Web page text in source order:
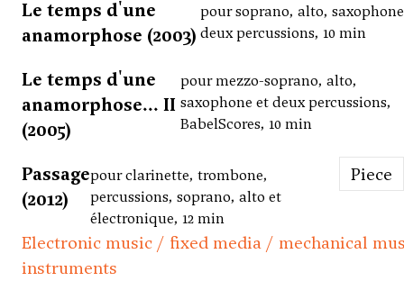
Le temps d'une
anamorphose (2003)
pour soprano, alto,
deux percussions, 10 min
Le temps d'une
anamorphose... II
(2005)
pour mezzo-soprano, alto,
saxophone et deux percussions,
BabelScores, 10 min
Passage
(2012)
pour clarinette, trombone,
percussions, soprano, alto et
électronique, 12 min
Piece
Electronic music / fixed media / mechanical
instruments